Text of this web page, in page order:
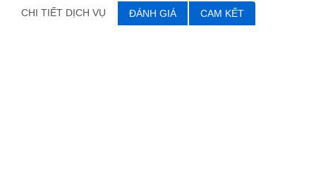
CHI TIẾT DỊCH VỤ ĐÁNH GIÁ CAM KẾT